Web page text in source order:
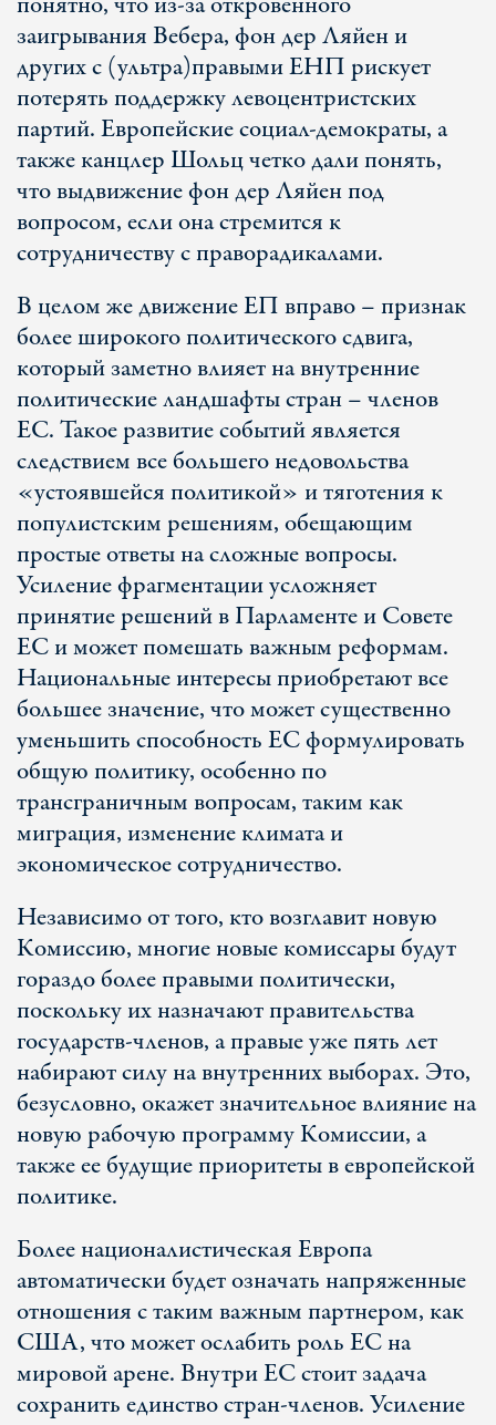
заигрывания Вебера, фон дер Ляйен и
других с (ультра)правыми ЕНП рискует
потерять поддержку левоцентристских
партий. Европейские социал-демократы, а
также канцлер Шольц четко дали понять,
что выдвижение фон дер Ляйен под
вопросом, если она стремится к
сотрудничеству с праворадикалами.
В целом же движение ЕП вправо – признак
более широкого политического сдвига,
который заметно влияет на внутренние
политические ландшафты стран – членов
ЕС. Такое развитие событий является
следствием все большего недовольства
«устоявшейся политикой» и тяготения к
популистским решениям, обещающим
простые ответы на сложные вопросы.
Усиление фрагментации усложняет
принятие решений в Парламенте и Совете
ЕС и может помешать важным реформам.
Национальные интересы приобретают все
большее значение, что может существенно
уменьшить способность ЕС формулировать
общую политику, особенно по
трансграничным вопросам, таким как
миграция, изменение климата и
экономическое сотрудничество.
Независимо от того, кто возглавит новую
Комиссию, многие новые комиссары будут
гораздо более правыми политически,
поскольку их назначают правительства
государств-членов, а правые уже пять лет
набирают силу на внутренних выборах. Это,
безусловно, окажет значительное влияние на
новую рабочую программу Комиссии, а
также ее будущие приоритеты в европейской
политике.
Более националистическая Европа
автоматически будет означать напряженные
отношения с таким важным партнером, как
США, что может ослабить роль ЕС на
мировой арене. Внутри ЕС стоит задача
сохранить единство стран-членов. Усиление